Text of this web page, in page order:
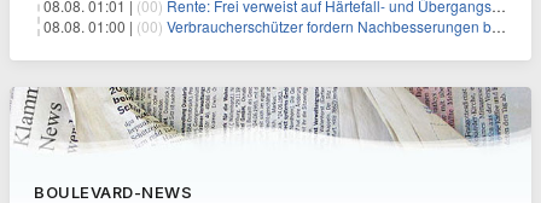
08.08. 01:01 | (00) Rente: Frei verweist auf Härtefall- und Übergangsregelungen
08.08. 01:00 | (00) Verbraucherschützer fordern Nachbesserungen bei Frühstartrente
BOULEVARD-NEWS